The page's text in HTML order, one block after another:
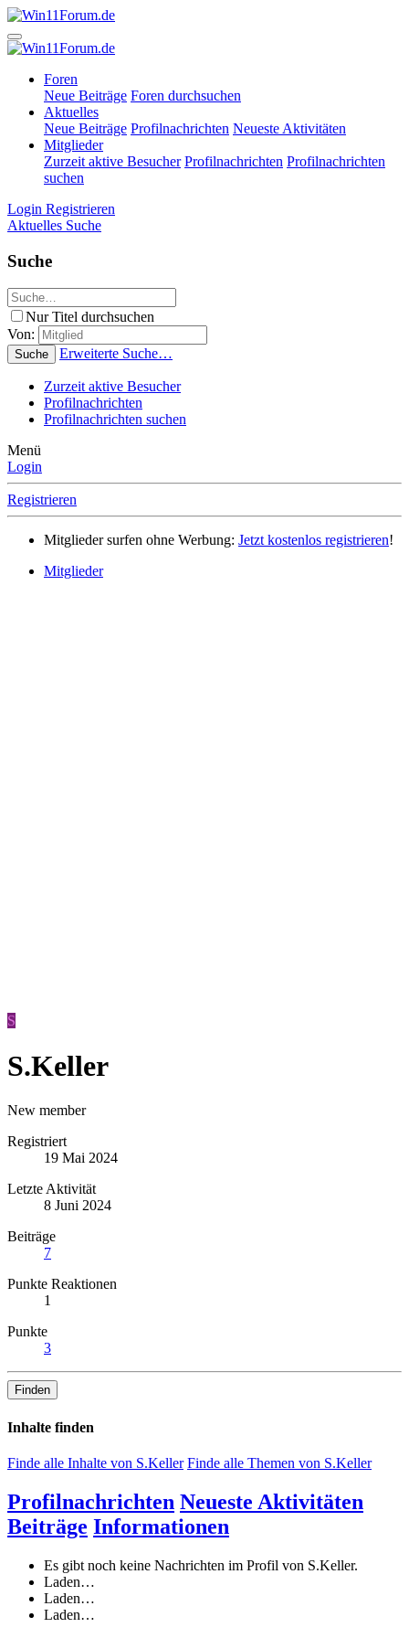
Foren
Neue Beiträge Foren durchsuchen
Aktuelles
Neue Beiträge Profilnachrichten Neueste Aktivitäten
Mitglieder
Zurzeit aktive Besucher Profilnachrichten Profilnachrichten
suchen
Login Registrieren
Aktuelles Suche
Suche
Nur Titel durchsuchen
Von:
Suche Erweiterte Suche…
Zurzeit aktive Besucher
Profilnachrichten
Profilnachrichten suchen
Menü
Login
Registrieren
Mitglieder surfen ohne Werbung: Jetzt kostenlos registrieren!
Mitglieder
S
S.Keller
New member
Registriert
19 Mai 2024
Letzte Aktivität
8 Juni 2024
Beiträge
7
Punkte Reaktionen
1
Punkte
3
Finden
Inhalte finden
Finde alle Inhalte von S.Keller Finde alle Themen von S.Keller
Profilnachrichten Neueste Aktivitäten
Beiträge Informationen
Es gibt noch keine Nachrichten im Profil von S.Keller.
Laden…
Laden…
Laden…